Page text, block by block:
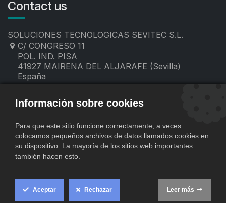
Contact us
SOLUCIONES TECNOLOGICAS SEVITEC S.L.
C/ CONGRESO 11
POL. IND. PISA
41927 MAIRENA DEL ALJARAFE (Sevilla)
España
contacto@sevitec.es
Copyright © SOLUCIONES TECNOLOGICAS SEVITEC S.L.
Información sobre cookies
Para que este sitio funcione correctamente, a veces
colocamos pequeños archivos de datos llamados cookies en
su dispositivo. La mayoría de los sitios web importantes
también hacen esto.
Aceptar Rechazar Leer más